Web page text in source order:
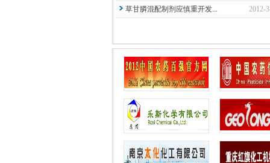
草甘膦混配制剂应慎重开发... 2012-